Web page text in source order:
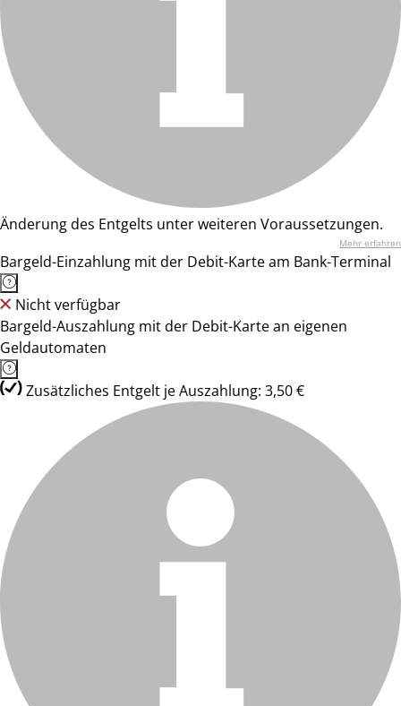
Änderung des Entgelts unter weiteren Voraussetzungen.
Mehr erfahren
Bargeld-Einzahlung mit der Debit-Karte am Bank-Terminal
Nicht verfügbar
Bargeld-Auszahlung mit der Debit-Karte an eigenen
Geldautomaten
Zusätzliches Entgelt je Auszahlung: 3,50 €